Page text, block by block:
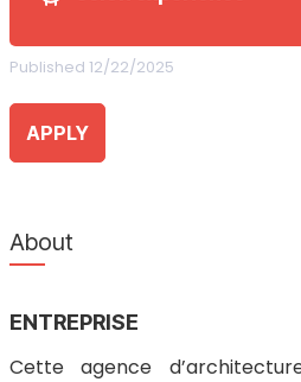
Published 12/22/2025
APPLY
About
ENTREPRISE
Cette agence